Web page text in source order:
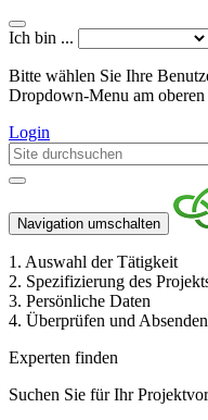
Ich bin ...
Bitte wählen Sie Ihre
Dropdown-Menu am oberen
Login
Navigation umschalten
1. Auswahl der Tätigkeit
2. Spezifizierung des
3. Persönliche Daten
4. Überprüfen und Absenden
Experten finden
Suchen Sie für Ihr